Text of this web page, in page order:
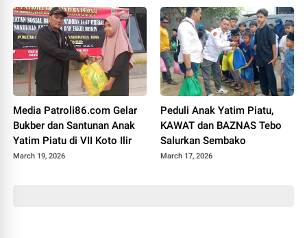
Media Patroli86.com Gelar
Bukber dan Santunan Anak
Yatim Piatu di VII Koto Ilir
March 19, 2026
Peduli Anak Yatim Piatu,
KAWAT dan BAZNAS Tebo
Salurkan Sembako
March 17, 2026